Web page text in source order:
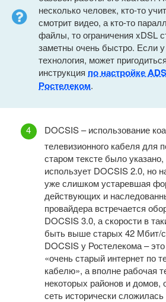
несколько человек, кто-то
смотрит видео, а кто-то
файлы, то ограничения xDSL
заметны очень быстро. Если
технология, может
инструкция по настройке
Ростелеком.
DOCSIS – использование
телевизионного кабеля для
старом тексте было
использует DOCSIS 2.0, но
уже слишком устаревшая
действующих и
провайдера встречается
DOCSIS 3.0, а скорости в
быть выше старых 42 Мбит/
DOCSIS у Ростелекома –
«очень старый интернет по
кабелю», а вполне рабочая
некоторых районов и домов,
сеть исторически